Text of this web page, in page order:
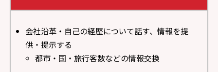
会社沿革・自己の経歴について話す、情報を提
供・提示する
都市・国・旅行客数などの情報交換